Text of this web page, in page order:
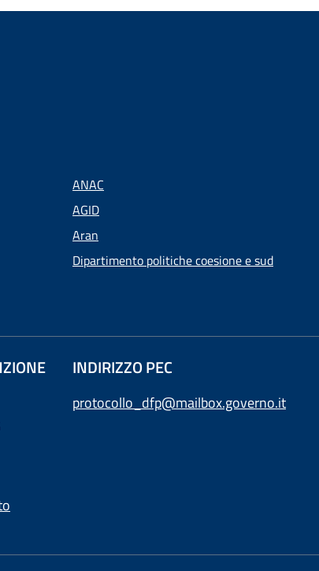
ANAC
AGID
Aran
Dipartimento politiche coesione e sud
INDIRIZZO PEC
protocollo_dfp@mailbox.governo.it